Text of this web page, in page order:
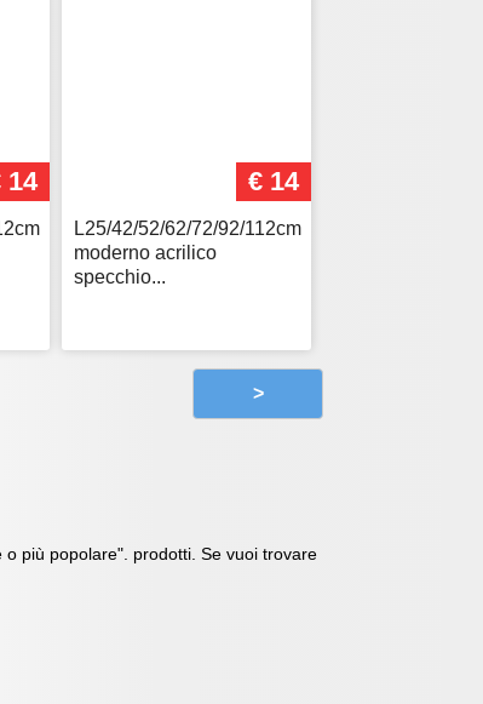
14 € 14
L25/42/52/62/72/92/112cm
moderno acrilico
specchio...
>
più popolare". prodotti. Se vuoi trovare